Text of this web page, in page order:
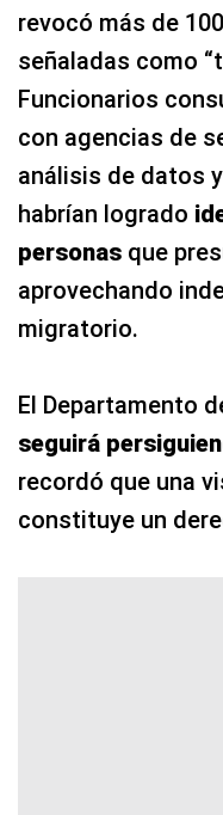
revocó más de
señaladas como
Funcionarios
con agencias de
análisis de datos
habrían logrado
personas que
aprovechando
migratorio.
El Departamento
seguirá
recordó que una
constituye un